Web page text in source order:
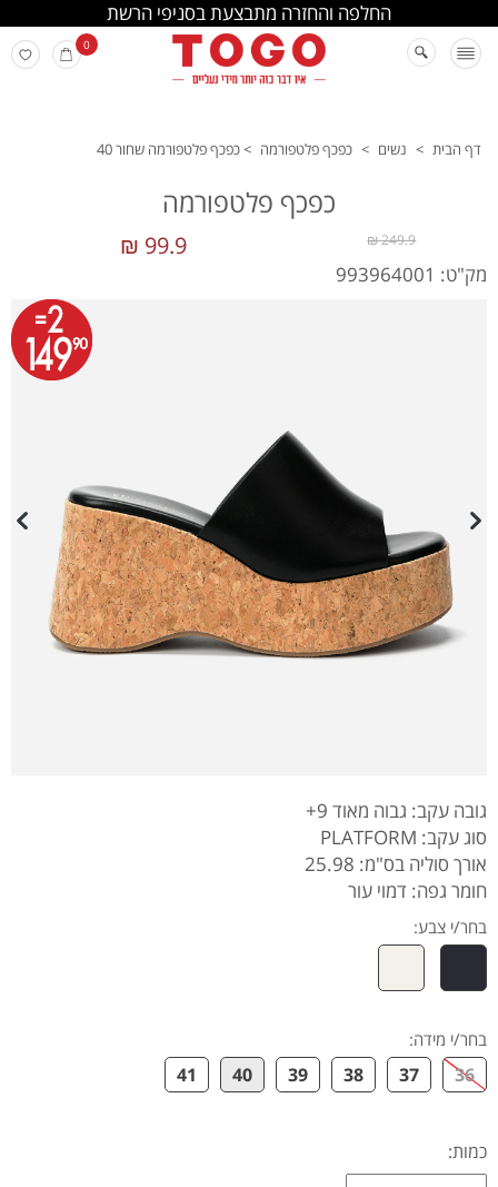
החלפה והחזרה מתבצעת בסניפי הרשת
0
דף הבית > נשים > כפכף פלטפורמה >כפכף פלטפורמה שחור 40
כפכף פלטפורמה
99.9 ₪ 249.9 ₪
מק"ט: 993964001
גובה עקב: גבוה מאוד 9+
סוג עקב: PLATFORM
אורך סוליה בס"מ: 25.98
חומר גפה: דמוי עור
בחר/י צבע:
בחר/י מידה:
36
37
38
39
40
41
כמות: